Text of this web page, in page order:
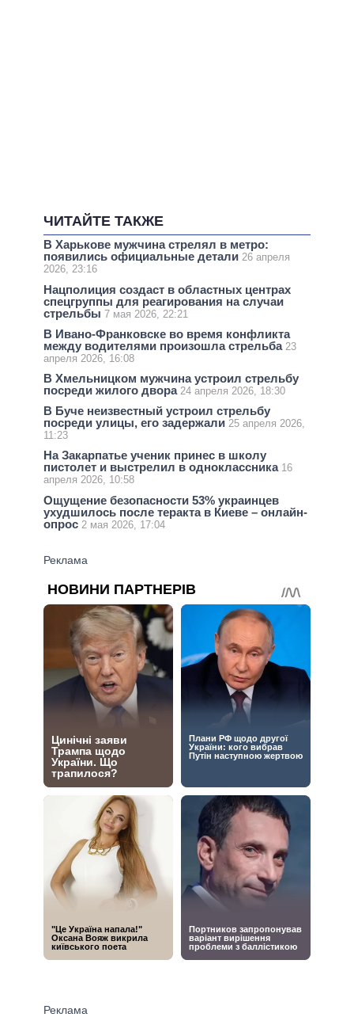
ЧИТАЙТЕ ТАКЖЕ
В Харькове мужчина стрелял в метро:
появились официальные детали 26 апреля
2026, 23:16
Нацполиция создаст в областных центрах
спецгруппы для реагирования на случаи
стрельбы 7 мая 2026, 22:21
В Ивано-Франковске во время конфликта
между водителями произошла стрельба 23
апреля 2026, 16:08
В Хмельницком мужчина устроил стрельбу
посреди жилого двора 24 апреля 2026, 18:30
В Буче неизвестный устроил стрельбу
посреди улицы, его задержали 25 апреля 2026,
11:23
На Закарпатье ученик принес в школу
пистолет и выстрелил в одноклассника 16
апреля 2026, 10:58
Ощущение безопасности 53% украинцев
ухудшилось после теракта в Киеве – онлайн-
опрос 2 мая 2026, 17:04